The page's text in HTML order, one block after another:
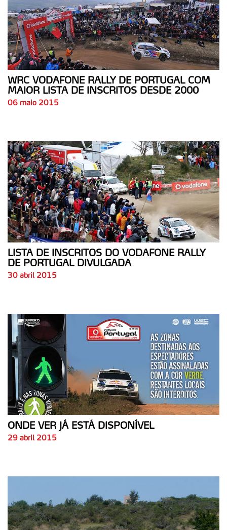
WRC VODAFONE RALLY DE PORTUGAL COM
MAIOR LISTA DE INSCRITOS DESDE 2000
06 maio 2015
LISTA DE INSCRITOS DO VODAFONE RALLY
DE PORTUGAL DIVULGADA
30 abril 2015
ONDE VER JÁ ESTÁ DISPONÍVEL
29 abril 2015